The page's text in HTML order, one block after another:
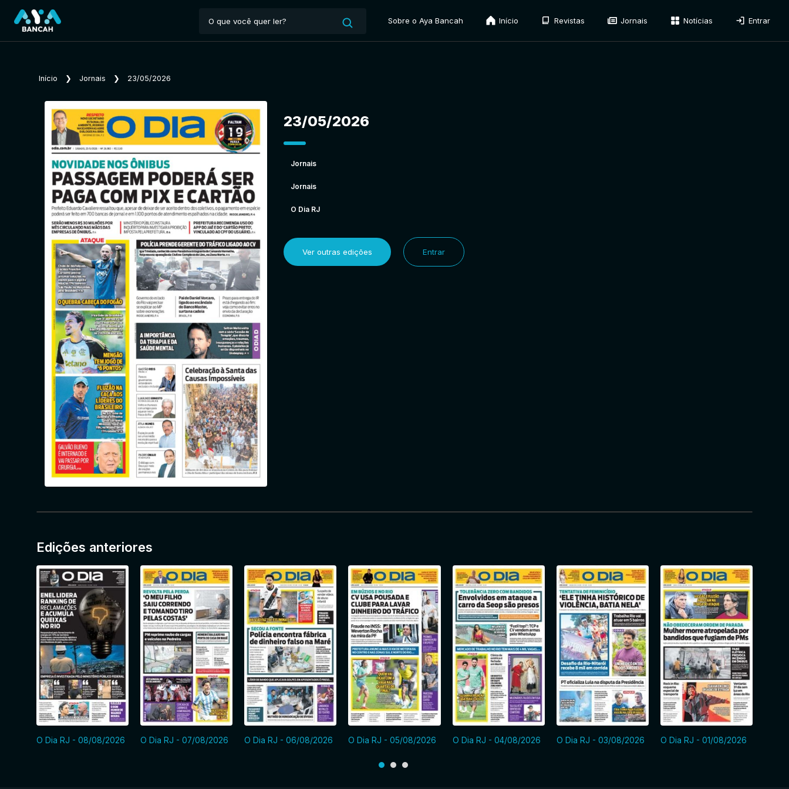
Sobre o Aya Bancah Início Revistas Jornais Notícias Entrar
Início ❯ Jornais ❯ 23/05/2026
23/05/2026
Jornais
Jornais
O Dia RJ
Ver outras edições Entrar
Edições anteriores
O Dia RJ - 08/08/2026 O Dia RJ - 07/08/2026 O Dia RJ - 06/08/2026 O Dia RJ - 05/08/2026 O Dia RJ - 04/08/2026 O Dia RJ - 03/08/2026 O Dia RJ - 01/08/2026